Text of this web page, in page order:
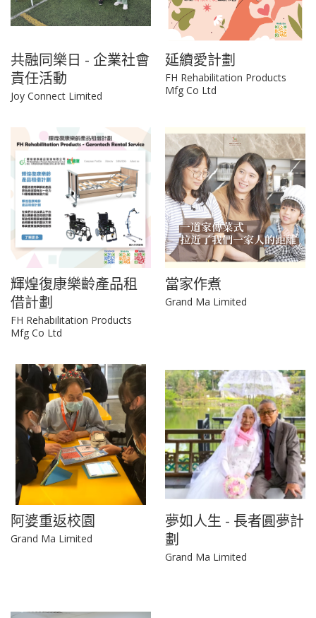
共融同樂日 - 企業社會
責任活動
Joy Connect Limited
延續愛計劃
FH Rehabilitation Products
Mfg Co Ltd
輝煌復康樂齡產品租
借計劃
FH Rehabilitation Products
Mfg Co Ltd
當家作煮
Grand Ma Limited
阿婆重返校園
Grand Ma Limited
夢如人生 - 長者圓夢計
劃
Grand Ma Limited